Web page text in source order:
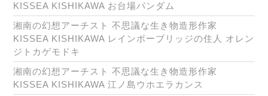
KISSEA KISHIKAWA お台場パンダム
湘南の幻想アーチスト 不思議な生き物造形作家
KISSEA KISHIKAWA レインボーブリッジの住人 オレン
ジトカゲモドキ
湘南の幻想アーチスト 不思議な生き物造形作家
KISSEA KISHIKAWA 江ノ島ウホエラカンス